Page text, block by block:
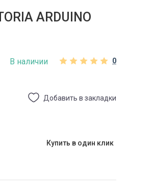
ARDUINO
В наличии 0
Добавить в закладки
Купить в один клик